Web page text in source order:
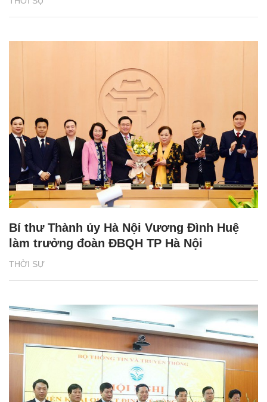
THỜI SỰ
Bí thư Thành ủy Hà Nội Vương Đình Huệ
làm trưởng đoàn ĐBQH TP Hà Nội